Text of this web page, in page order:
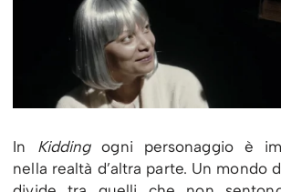
In Kiddingogni personaggio è
nella realtà d’altra parte. Un mondo